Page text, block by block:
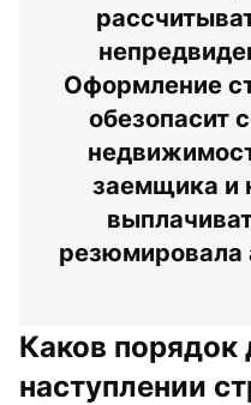
Оформление
обезопасит
заемщика и
резюмировала
Каков порядок
наступлении